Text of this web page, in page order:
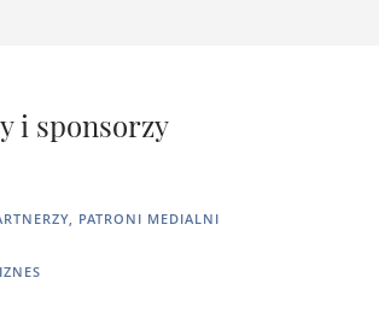
i sponsorzy
PATRONI MEDIALNI